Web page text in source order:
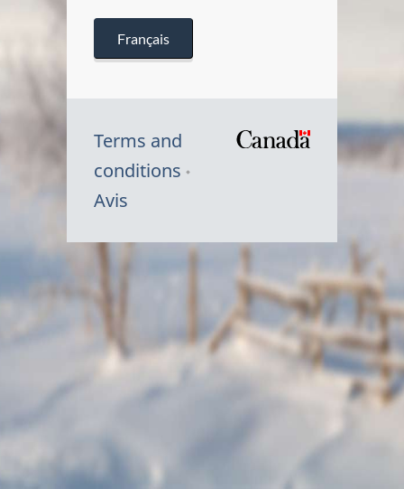
Français
Terms and
conditions
Avis
Symbole
Canada